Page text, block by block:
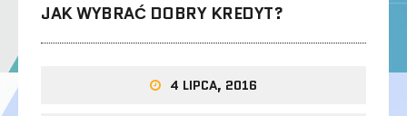
JAK WYBRAĆ DOBRY KREDYT?
4 LIPCA, 2016